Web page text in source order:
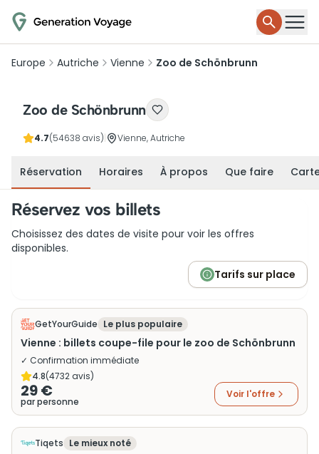
Europe Autriche Vienne Zoo de Schönbrunn
Zoo de Schönbrunn
4.7(54638 avis) Vienne, Autriche
Réservation Horaires À propos Que faire
Réservez vos billets
Choisissez des dates de visite pour voir les offres
disponibles.
Tarifs sur place
GetYourGuide Le plus populaire
Vienne : billets coupe-file pour le zoo de Schönbrunn
✓ Confirmation immédiate
4.8(4732avis)
29 €
par personne
Voir l'offre
Tiqets Le mieux noté